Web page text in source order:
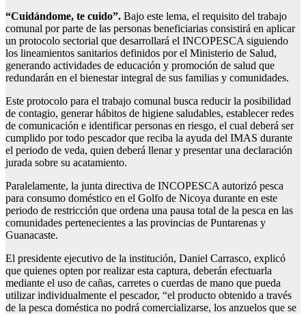
“Cuidándome, te cuido”. Bajo este lema, el requisito del trabajo
comunal por parte de las personas beneficiarias consistirá en aplicar
un protocolo sectorial que desarrollará el INCOPESCA siguiendo
los lineamientos sanitarios definidos por el Ministerio de Salud,
generando actividades de educación y promoción de salud que
redundarán en el bienestar integral de sus familias y comunidades.
Este protocolo para el trabajo comunal busca reducir la posibilidad
de contagio, generar hábitos de higiene saludables, establecer redes
de comunicación e identificar personas en riesgo, el cual deberá ser
cumplido por todo pescador que reciba la ayuda del IMAS durante
el periodo de veda, quien deberá llenar y presentar una declaración
jurada sobre su acatamiento.
Paralelamente, la junta directiva de INCOPESCA autorizó pesca
para consumo doméstico en el Golfo de Nicoya durante en este
periodo de restricción que ordena una pausa total de la pesca en las
comunidades pertenecientes a las provincias de Puntarenas y
Guanacaste.
El presidente ejecutivo de la institución, Daniel Carrasco, explicó
que quienes opten por realizar esta captura, deberán efectuarla
mediante el uso de cañas, carretes o cuerdas de mano que pueda
utilizar individualmente el pescador, “el producto obtenido a través
de la pesca doméstica no podrá comercializarse, los anzuelos que se